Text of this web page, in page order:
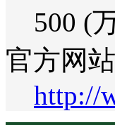
500 (
官方网站
http://